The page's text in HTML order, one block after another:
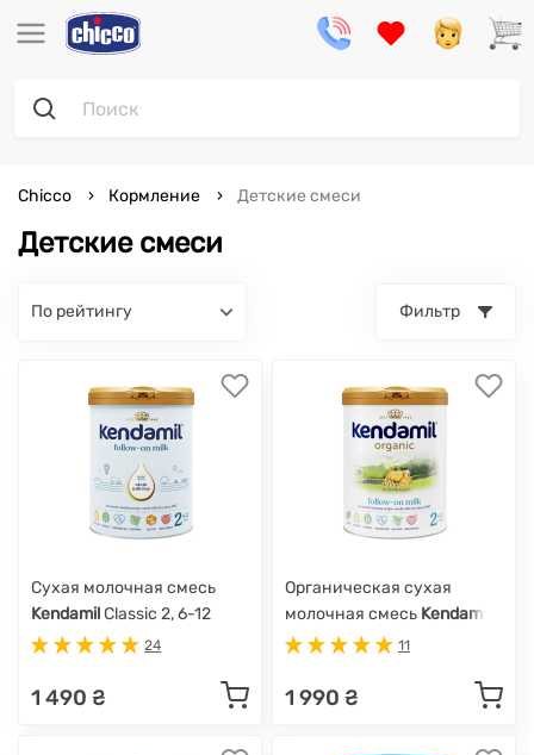
Детские смеси
Chicco Кормление Детские смеси
по рейтингу Фильтр
Сухая молочная смесь
KendamilClassic 2, 6-12
мес., 800 г
24
1 490 ₴
Органическая сухая
молочная смесь Kendamil
Organic 2, 6-12 мес., 800 г
11
1 990 ₴